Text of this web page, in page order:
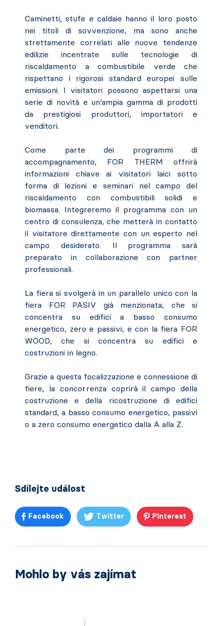
Caminetti, stufe e caldaie hanno il loro posto
nei titoli di sovvenzione, ma sono anche
strettamente correlati alle nuove tendenze
edilizie incentrate sulle tecnologie di
riscaldamento a combustibile verde che
rispettano i rigorosi standard europei sulle
emissioni. I visitatori possono aspettarsi una
serie di novità e un’ampia gamma di prodotti
da prestigiosi produttori, importatori e
venditori.
Come parte dei programmi di
accompagnamento, FOR THERM offrirà
informazioni chiave ai visitatori laici sotto
forma di lezioni e seminari nel campo del
riscaldamento con combustibili solidi e
biomassa. Integreremo il programma con un
centro di consulenza, che metterà in contatto
il visitatore direttamente con un esperto nel
campo desiderato. Il programma sarà
preparato in collaborazione con partner
professionali.
La fiera si svolgerà in un parallelo unico con la
fiera FOR PASIV già menzionata, che si
concentra su edifici a basso consumo
energetico, zero e passivi, e con la fiera FOR
WOOD, che si concentra su edifici e
costruzioni in legno.
Grazie a questa focalizzazione e connessione di
fiere, la concorrenza coprirà il campo della
costruzione e della ricostruzione di edifici
standard, a basso consumo energetico, passivi
o a zero consumo energetico dalla A alla Z.
Sdílejte událost
Facebook Twitter Pinterest
Mohlo by vás zajímat